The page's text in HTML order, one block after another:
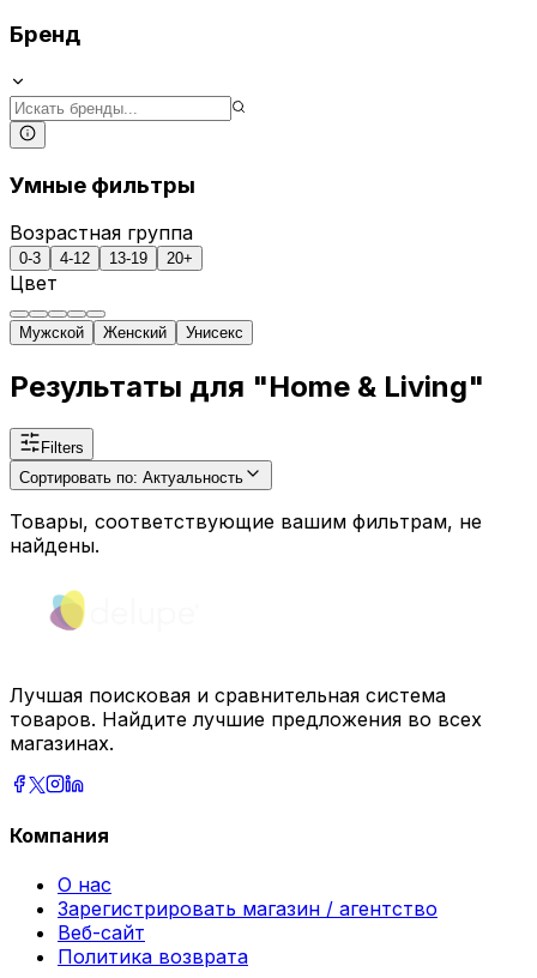
Бренд
Умные фильтры
Возрастная группа
0-3 4-12 13-19 20+
Цвет
Мужской Женский Унисекс
Результаты для "Home & Living"
Filters
Сортировать по: Актуальность
Товары, соответствующие вашим фильтрам, не
найдены.
Лучшая поисковая и сравнительная система
товаров. Найдите лучшие предложения во всех
магазинах.
Компания
О нас
Зарегистрировать магазин / агентство
Веб-сайт
Политика возврата